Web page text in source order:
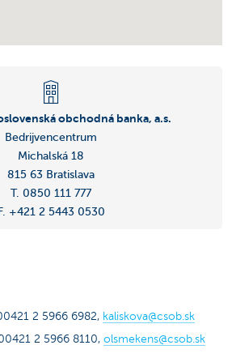
obchodná banka, a.s.
Bedrijvencentrum
Michalská 18
815 63 Bratislava
T. 0850 111 777
+421 2 5443 0530
2 5966 6982, kaliskova@csob.sk
2 5966 8110, olsmekens@csob.sk